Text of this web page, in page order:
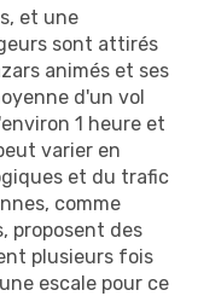
et une
sont attirés
animés et ses
d'un vol
1 heure et
varier en
et du trafic
comme
proposent des
plusieurs fois
escale pour ce